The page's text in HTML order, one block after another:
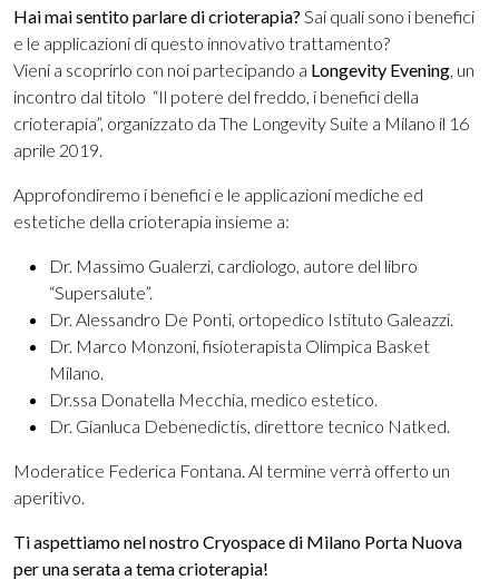
Hai mai sentito parlare di crioterapia? Sai quali sono i benefici
e le applicazioni di questo innovativo trattamento?
Vieni a scoprirlo con noi partecipando a Longevity Evening, un
incontro dal titolo “Il potere del freddo, i benefici della
crioterapia”, organizzato da The Longevity Suite a Milano il 16
aprile 2019.
Approfondiremo i benefici e le applicazioni mediche ed
estetiche della crioterapia insieme a:
Dr. Massimo Gualerzi, cardiologo, autore del libro
“Supersalute”.
Dr. Alessandro De Ponti, ortopedico Istituto Galeazzi.
Dr. Marco Monzoni, fisioterapista Olimpica Basket
Milano.
Dr.ssa Donatella Mecchia, medico estetico.
Dr. Gianluca Debenedictis, direttore tecnico Natked.
Moderatice Federica Fontana. Al termine verrà offerto un
aperitivo.
Ti aspettiamo nel nostro Cryospace di Milano Porta Nuova
per una serata a tema crioterapia!